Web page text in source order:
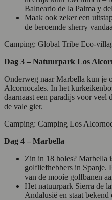
Balneario de la Palma y
Maak ook zeker een
de beroemde sherry
Camping: Global Tribe Eco-
Dag 3 – Natuurpark Los
Onderweg naar Marbella kun je
Alcornocales. In het
daarnaast een paradijs voor veel
de vale gier.
Camping: Camping Los
Dag 4 – Marbella
Zin in 18 holes? Marbella
golfliefhebbers in Spanje.
van de mooie golfbanen
Het natuurpark Sierra de
Andalusië en staat